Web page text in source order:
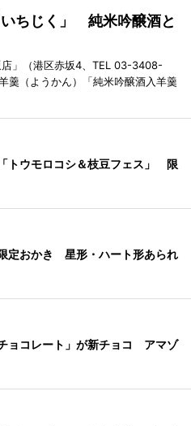
ちじく」 純米吟醸酒と
」（港区赤坂4、TEL 03-3408-
羹（ようかん）「純米吟醸酒入羊羹
トウモロコシ＆枝豆フェス」 限
定おかき 星形・ハート形あられ
ョコレート」が新チョコ アマゾ